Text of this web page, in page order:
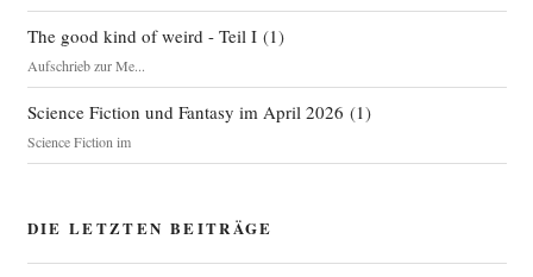
The good kind of weird - Teil I(1)
Aufschrieb zur Me...
Science Fiction und Fantasy im April 2026 (1)
Science Fiction im
DIE LETZTEN BEITRÄGE